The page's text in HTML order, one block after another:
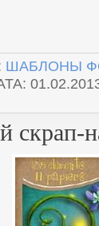
ШАБЛОНЫ
скрап-